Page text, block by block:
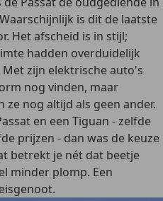
is dit de laatste
Het afscheid is in stijl;
hadden overduidelijk
zijn elektrische auto's
nog vinden, maar
nog altijd als geen ander.
en een Tiguan - zelfde
prijzen - dan was de keuze
betrekt je nét dat beetje
minder plomp. Een